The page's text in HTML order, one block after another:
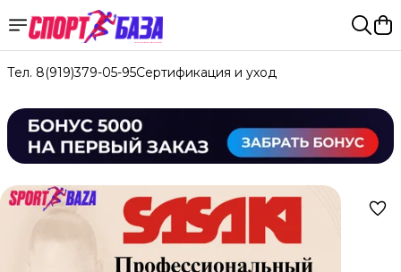
Тел. 8(919)379-05-95Сертификация и уход